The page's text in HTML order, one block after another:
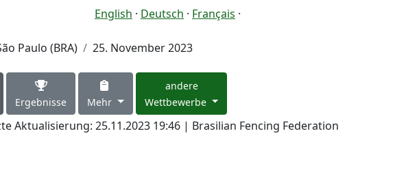
English · Deutsch · Français ·
Paulo (BRA) 25. November 2023
Ergebnisse Mehr
andere
Wettbewerbe
Aktualisierung: 25.11.2023 19:46 | Brasilian Fencing Federation